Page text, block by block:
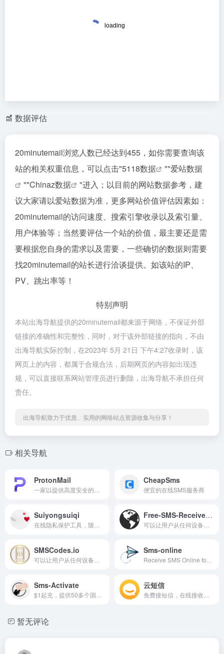
数据评估
20minutemail浏览人数已经达到455，如你需要查询该
站的相关权重信息，可以点击"5118数据 ""爱站数据
""Chinaz数据
"进入；以目前的网站数据参考，建
议大家请以爱站数据为准，更多网站价值评估因素如：
20minutemail的访问速度、搜索引擎收录以及索引量、
用户体验等；当然要评估一个站的价值，最主要还是需
要根据您自身的需求以及需要，一些确切的数据则需要
找20minutemail的站长进行洽谈提供。如该站的IP、
PV、跳出率等！
特别声明
本站出海导航提供的20minutemail都来源于网络，不保证外部
链接的准确性和完整性，同时，对于该外部链接的指向，不由
出海导航实际控制，在2023年 5月 21日 下午4:27收录时，该
网页上的内容，都属于合规合法，后期网页的内容如出现违
规，可以直接联系网站管理员进行删除，出海导航不承担任何
责任。
出海导航致力于优质、实用的网络站点资源收集与分享！
相关导航
ProtonMail CheapSms
便宜的在线SMS服务商
Suiyongsuiqi Free-SMS-Receive.com
SMSCodes.io Sms-online
Sms-Activate 云短信
暂无评论